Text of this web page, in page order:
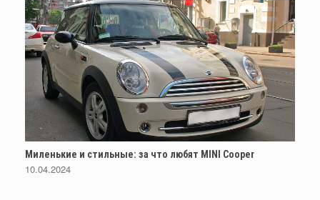
Миленькие и стильные: за что любят MINI Cooper
10.04.2024